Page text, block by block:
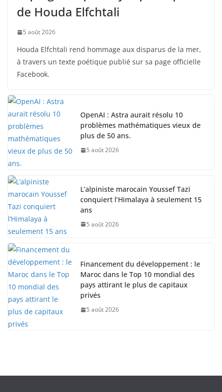
de Houda Elfchtali
5 août 2026
Houda Elfchtali rend hommage aux disparus de la mer,
à travers un texte poétique publié sur sa page officielle
Facebook.
OpenAI : Astra aurait résolu 10
problèmes mathématiques vieux de
plus de 50 ans.
5 août 2026
L’alpiniste marocain Youssef Tazi
conquiert l’Himalaya à seulement 15
ans
5 août 2026
Financement du développement : le
Maroc dans le Top 10 mondial des
pays attirant le plus de capitaux
privés
5 août 2026